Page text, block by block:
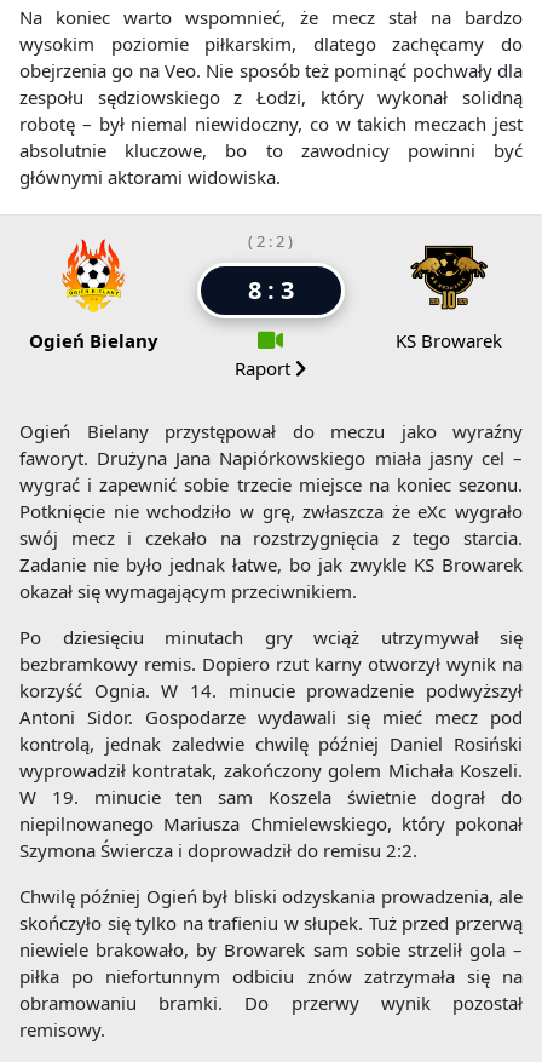
Na koniec warto wspomnieć, że mecz stał na bardzo
wysokim poziomie piłkarskim, dlatego zachęcamy do
obejrzenia go na Veo. Nie sposób też pominąć pochwały dla
zespołu sędziowskiego z Łodzi, który wykonał solidną
robotę – był niemal niewidoczny, co w takich meczach jest
absolutnie kluczowe, bo to zawodnicy powinni być
głównymi aktorami widowiska.
Ogień Bielany
( 2 : 2 )
8 : 3
Raport
KS Browarek
Ogień Bielany przystępował do meczu jako wyraźny
faworyt. Drużyna Jana Napiórkowskiego miała jasny cel –
wygrać i zapewnić sobie trzecie miejsce na koniec sezonu.
Potknięcie nie wchodziło w grę, zwłaszcza że eXc wygrało
swój mecz i czekało na rozstrzygnięcia z tego starcia.
Zadanie nie było jednak łatwe, bo jak zwykle KS Browarek
okazał się wymagającym przeciwnikiem.
Po dziesięciu minutach gry wciąż utrzymywał się
bezbramkowy remis. Dopiero rzut karny otworzył wynik na
korzyść Ognia. W 14. minucie prowadzenie podwyższył
Antoni Sidor. Gospodarze wydawali się mieć mecz pod
kontrolą, jednak zaledwie chwilę później Daniel Rosiński
wyprowadził kontratak, zakończony golem Michała Koszeli.
W 19. minucie ten sam Koszela świetnie dograł do
niepilnowanego Mariusza Chmielewskiego, który pokonał
Szymona Świercza i doprowadził do remisu 2:2.
Chwilę później Ogień był bliski odzyskania prowadzenia, ale
skończyło się tylko na trafieniu w słupek. Tuż przed przerwą
niewiele brakowało, by Browarek sam sobie strzelił gola –
piłka po niefortunnym odbiciu znów zatrzymała się na
obramowaniu bramki. Do przerwy wynik pozostał
remisowy.